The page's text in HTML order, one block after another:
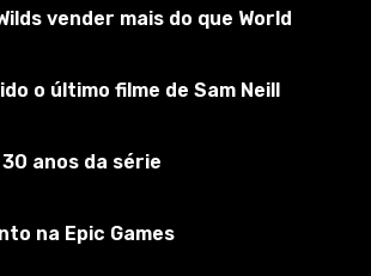
material Versão do mod:1 Versão do jogo:
se no jogo
vender mais do que World
o último filme de Sam Neill
anos da série
na Epic Games